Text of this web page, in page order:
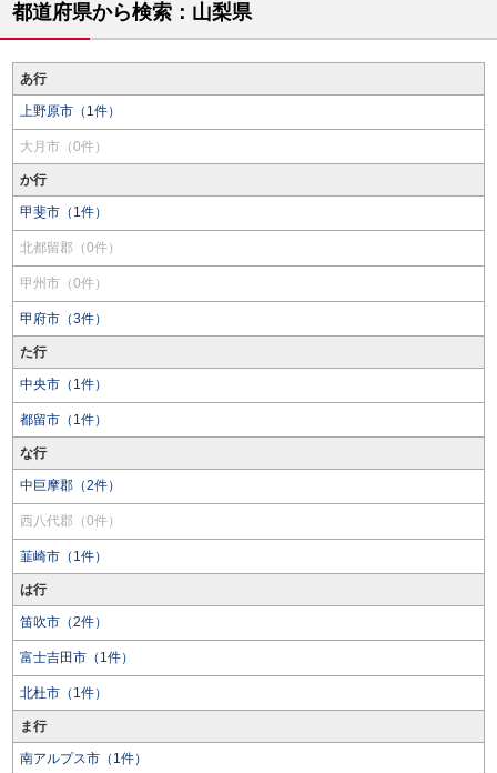
都道府県から検索：山梨県
あ行
上野原市（1件）
大月市（0件）
か行
甲斐市（1件）
北都留郡（0件）
甲州市（0件）
甲府市（3件）
た行
中央市（1件）
都留市（1件）
な行
中巨摩郡（2件）
西八代郡（0件）
韮崎市（1件）
は行
笛吹市（2件）
富士吉田市（1件）
北杜市（1件）
ま行
南アルプス市（1件）